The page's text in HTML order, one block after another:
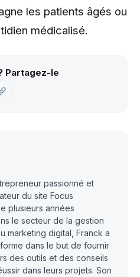
les patients âgés ou
médicalisé.
Partagez-le
passionné et
du site Focus
plusieurs années
le secteur de la gestion
marketing digital, Franck a
dans le but de fournir
des outils et des conseils
dans leurs projets. Son